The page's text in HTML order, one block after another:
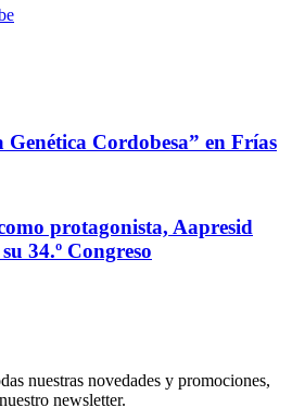
Cordobesa” en Frías
protagonista, Aapresid
34.º Congreso
nuestras novedades y promociones,
newsletter.